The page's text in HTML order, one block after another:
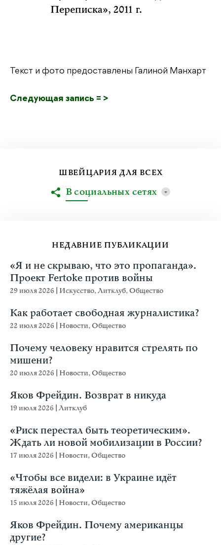
Переписка», 2011 г.
Текст и фото предоставлены Галиной Манхарт
Следующая запись = >
НЕДАВНИЕ ПУБЛИКАЦИИ
«Я и не скрываю, что это пропаганда».
Проект Fertoke против войны
29 июля 2026 Искусство,Литклуб,Общество
Как работает свободная журналистика?
22 июля 2026 Новости,Общество
Почему человеку нравится стрелять по
мишени?
20 июля 2026 Новости,Общество
Яков Фрейдин. Возврат в никуда
19 июля 2026 Литклуб
«Риск перестал быть теоретическим».
Ждать ли новой мобилизации в России?
17 июля 2026 Новости,Общество
«Чтобы все видели: в Украине идёт
тяжёлая война»
15 июля 2026 Новости,Общество
Яков Фрейдин. Почему американцы
другие?
ШВЕЙЦАРИЯ ДЛЯ ВСЕХ
В социальных сетях